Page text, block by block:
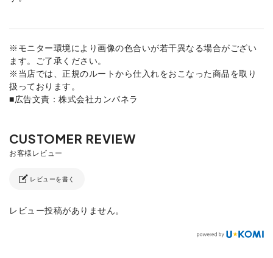
※モニター環境により画像の色合いが若干異なる場合がござい
ます。ご了承ください。
※当店では、正規のルートから仕入れをおこなった商品を取り
扱っております。
■広告文責：株式会社カンパネラ
レビューを書く
レビュー投稿がありません。